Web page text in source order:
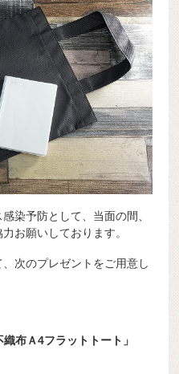
染予防として、当面の間、
お願いしております。
次のプレゼントをご用意し
布Ａ4フラットトート」